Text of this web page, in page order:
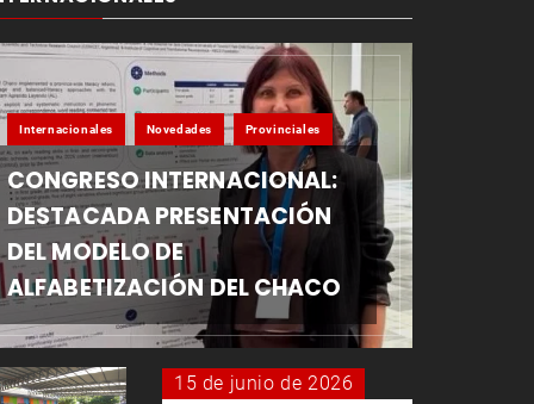
Internacionales Novedades Provinciales
CONGRESO INTERNACIONAL:
DESTACADA PRESENTACIÓN
DEL MODELO DE
ALFABETIZACIÓN DEL CHACO
15 de junio de 2026